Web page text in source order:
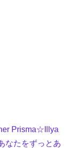
Prisma☆Illya
なたをずっとあ